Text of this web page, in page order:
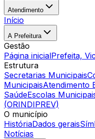
Atendimento
Início
A Prefeitura
Gestão
Página inicialPrefeita,
Estrutura
Secretarias Municipais
MunicipaisAtendimento
SaúdeEscolas
(ORINDIPREV)
O município
HistóriaDados gerais
Notícias